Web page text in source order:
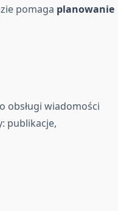
pomaga planowanie
obsługi wiadomości
publikacje,